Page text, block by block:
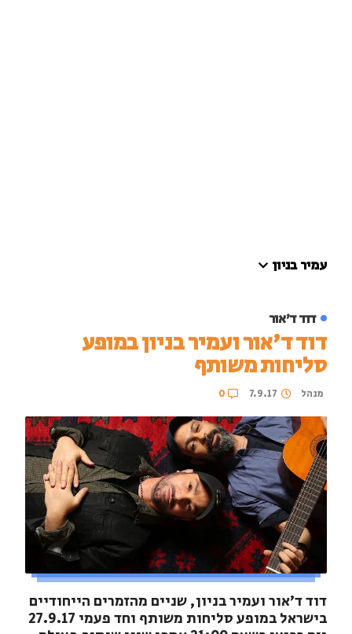
עמיר בניון
דוד ד'אור
דוד ד'אור ועמיר בניון במופע
סליחות משותף
מנהל 7.9.17
0
דוד ד'אור ועמיר בניון, שניים מהזמרים הייחודיים
בישראל במופע סליחות משותף וחד פעמי 27.9.17